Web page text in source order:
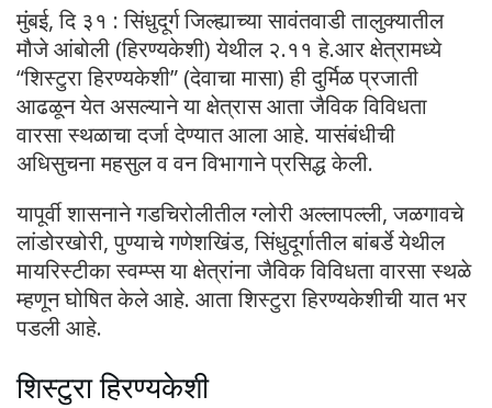
मुंबई, दि ३१ : सिंधुदूर्ग जिल्ह्याच्या सावंतवाडी तालुक्यातील
मौजे आंबोली (हिरण्यकेशी) येथील २.११ हे.आर क्षेत्रामध्ये
“शिस्टुरा हिरण्यकेशी” (देवाचा मासा) ही दुर्मिळ प्रजाती
आढळून येत असल्याने या क्षेत्रास आता जैविक विविधता
वारसा स्थळाचा दर्जा देण्यात आला आहे. यासंबंधीची
अधिसुचना महसुल व वन विभागाने प्रसिद्ध केली.
यापूर्वी शासनाने गडचिरोलीतील ग्लोरी अल्लापल्ली, जळगावचे
लांडोरखोरी, पुण्याचे गणेशखिंड, सिंधुदूर्गातील बांबर्डे येथील
मायरिस्टीका स्वम्प्स या क्षेत्रांना जैविक विविधता वारसा स्थळे
म्हणून घोषित केले आहे. आता शिस्टुरा हिरण्यकेशीची यात भर
पडली आहे.
शिस्टुरा हिरण्यकेशी